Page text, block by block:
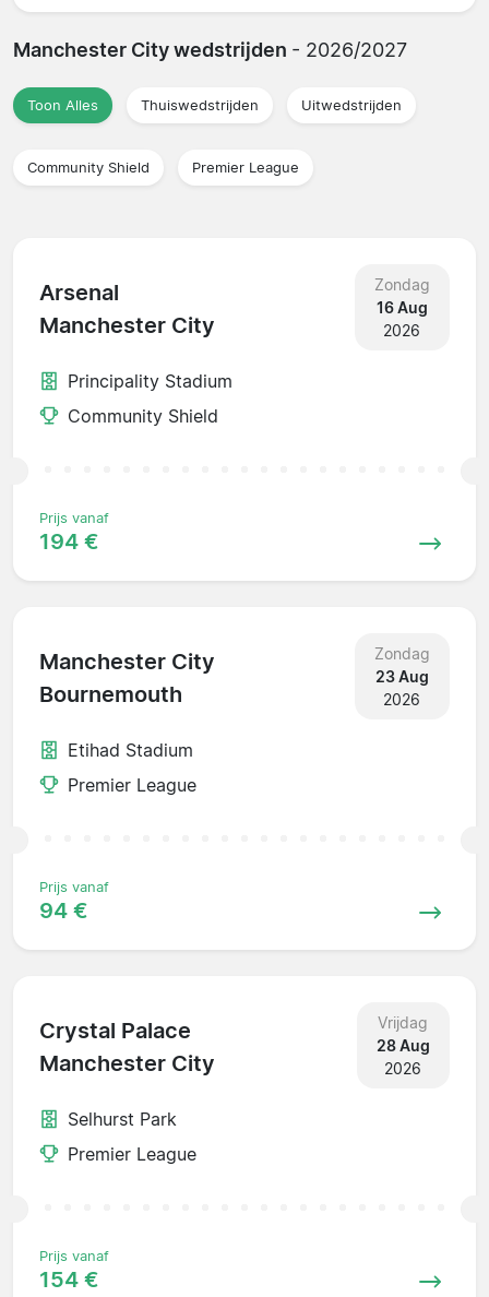
Manchester City wedstrijden - 2026/2027
Toon Alles Thuiswedstrijden Uitwedstrijden
Community Shield Premier League
Arsenal
Manchester City
Zondag
16 Aug
2026
Principality Stadium
Community Shield
Prijs vanaf
194 €
Manchester City
Bournemouth
Zondag
23 Aug
2026
Etihad Stadium
Premier League
Prijs vanaf
94 €
Crystal Palace
Manchester City
Vrijdag
28 Aug
2026
Selhurst Park
Premier League
Prijs vanaf
154 €